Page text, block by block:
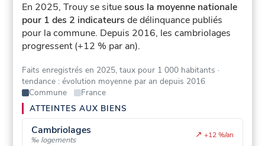
En 2025, Trouy se situesous la moyenne nationale
pour 1 des 2 indicateurs de délinquance publiés
pour la commune. Depuis 2016, les cambriolages
progressent (+12 % par an).
Faits enregistrés en 2025, taux pour 1 000 habitants ·
tendance : évolution moyenne par an depuis 2016
Commune
France
ATTEINTES AUX BIENS
Cambriolages
‰ logements ↗ +12 %/an